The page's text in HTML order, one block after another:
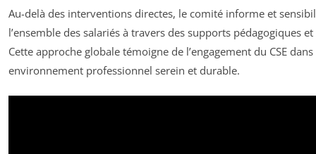
Au-delà des interventions directes, le comité informe et
l’ensemble des salariés à travers des supports pédagogiques et
Cette approche globale témoigne de l’engagement du CSE
environnement professionnel serein et durable.